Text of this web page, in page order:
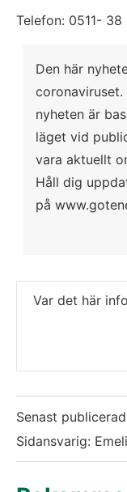
Telefon: 0511-
Den här
nyheten är
läget vid
vara aktuellt
Håll dig
på
Var det här
Senast
Sidansvarig: